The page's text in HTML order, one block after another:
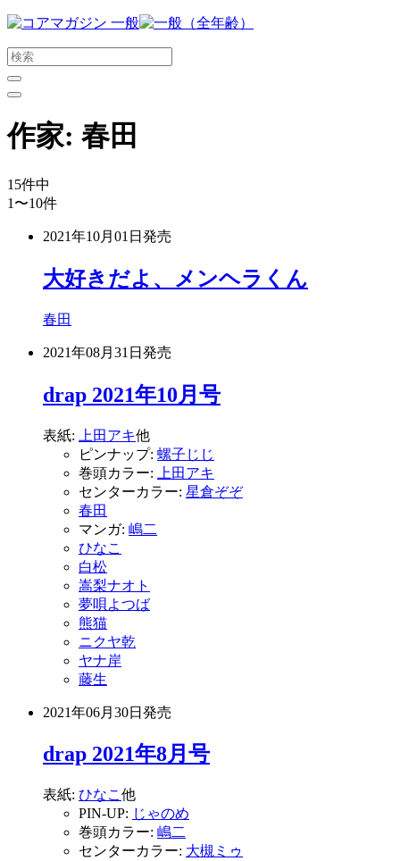
メ
ン
コ
ン
ン
ツ
ス
キ
作家: 春田
15件中
1〜10件
2021年10月01日 発売
大好きだよ、メンヘラくん
春田
2021年08月31日 発売
drap 2021年10月号
表紙: 上田アキ他
ピンナップ: 螺子じじ
巻頭カラー:
上田アキ
センターカラー: 星倉ぞぞ
春田
マンガ: 嶋二
ひなこ
白松
嵩梨ナオト
夢唄よつば
熊猫
ニクヤ乾
ヤナ岸
藤生
2021年06月30日 発売
drap 2021年8月号
表紙: ひなこ 他
PIN-UP: じゃのめ
巻頭カラー: 嶋二
センターカラー: 大槻ミゥ